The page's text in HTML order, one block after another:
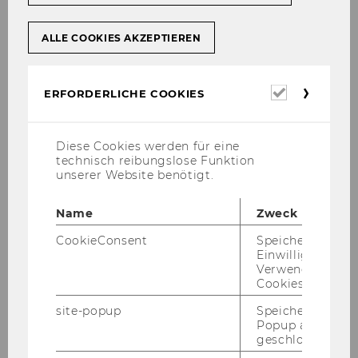
setzt haben.
WU Rek­to­rin Edel­traud Hanappi-​Egger dank­te
ge­ment: „Die WU hat sich drei kon­kre­te
Schwer­punk­te ge­setzt: Sie will Pio­nie­rin sein,
will ver­ant­wor­tungs­be­wusst und in­ter­na­tio­nal
agie­ren. Bei einem Blick auf die Vita von Dr.
Stoll haben diese drei Kom­po­nen­ten eben­falls
eine her­aus­ra­gen­de Rolle ge­spielt. Er hat in­ter­
na­tio­nal Kar­rie­re ge­macht und war in vie­ler
Hin­sicht pio­nier­haft. Vor allem aber hat er seine
Ver­ant­wor­tung ge­gen­über der Ge­sell­schaft,
aber auch ge­gen­über der WU stets wahr­ge­
nom­men. Er ist sei­ner Alma Mater in all den
Jah­ren ver­bun­den ge­blie­ben, hat For­schung
ALLE COOKIES AKZEPTIEREN
ERFORDERLICHE COOKIES
Diese Cookies werden für eine
technisch reibungslose Funktion
unserer Website benötigt.
Name
Zweck
CookieConsent
Speichert Ihre
Einwilligung zur
Verwendung von
Cookies.
site-popup
Speichert ob ein
Popup
geschlossen